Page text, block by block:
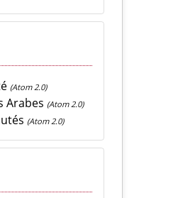
(Atom 2.0)
Arabes (Atom 2.0)
(Atom 2.0)